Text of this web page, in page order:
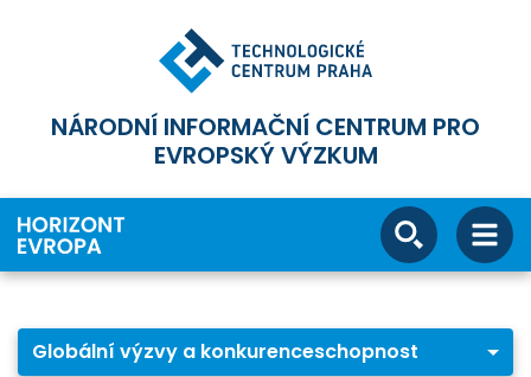
NÁRODNÍ INFORMAČNÍ CENTRUM PRO
EVROPSKÝ VÝZKUM
Globální výzvy a konkurenceschopnost